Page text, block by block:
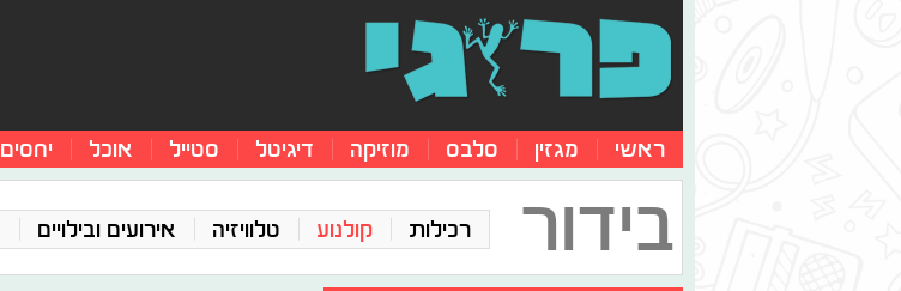
ראשי מגזין סלבס מוזיקה דיגיטל סטייל אוכל יחסים
בידור רכילות קולנוע טלוויזיה אירועים ובילויים